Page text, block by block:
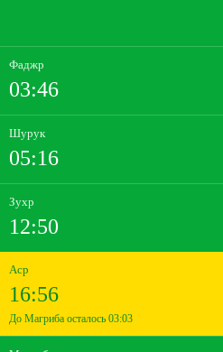
Фаджр
03:46
Шурук
05:16
Зухр
12:50
Аср
16:56
До Магриба осталось 03:03